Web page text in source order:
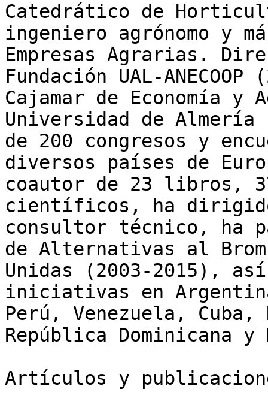
Catedrático de
ingeniero agrónomo y
Empresas Agrarias.
Fundación UAL-
Cajamar de Economía y
Universidad de Almería
de 200 congresos y
diversos países de
coautor de 23 libros,
científicos, ha
consultor técnico, ha
de Alternativas al
Unidas (2003-2015),
iniciativas en
Perú, Venezuela, Cuba,
República Dominicana y
Artículos y